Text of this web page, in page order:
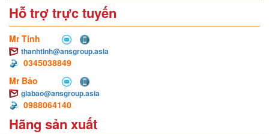
Hỗ trợ trực tuyến
Mr Tính
thanhtinh@ansgroup.asia
0345038849
Mr Bảo
giabao@ansgroup.asia
0988064140
Hãng sản xuất